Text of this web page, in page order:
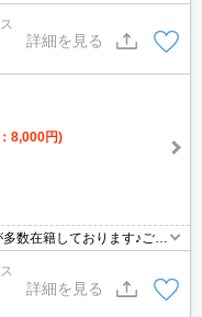
期費用クレジット支払可
社に一度も来店せずとも
れている物件も全てご紹介
し付けください★
詳細を見る
8,000円)
数在籍しております♪ご要
社に一度も来店せずとも
れている物件も全てご紹介
し付けください★
詳細を見る